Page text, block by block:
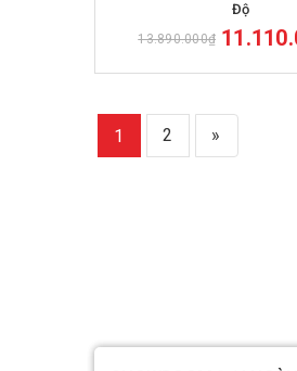
Độ
13.890.000₫
1 2 »